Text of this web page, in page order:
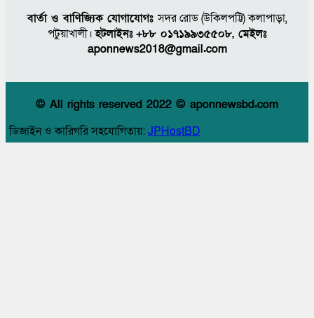
বার্তা ও বাণিজ্যিক যোগাযোগঃসদর রােড (উকিলপট্টি) কলাপাড়া,
পটুয়াখালী।হটলাইনঃ +৮৮ ০১৭১৯৯৩৫৫০৮, মেইলঃ
aponnews2018@gmail.com
© All rights reserved 2022 © aponnewsbd.com
ডিজাইন ও কারিগরি সহযোগিতায়:JPHostBD